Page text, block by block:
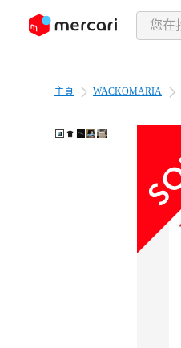
至內容
主頁 WACKOMARIA